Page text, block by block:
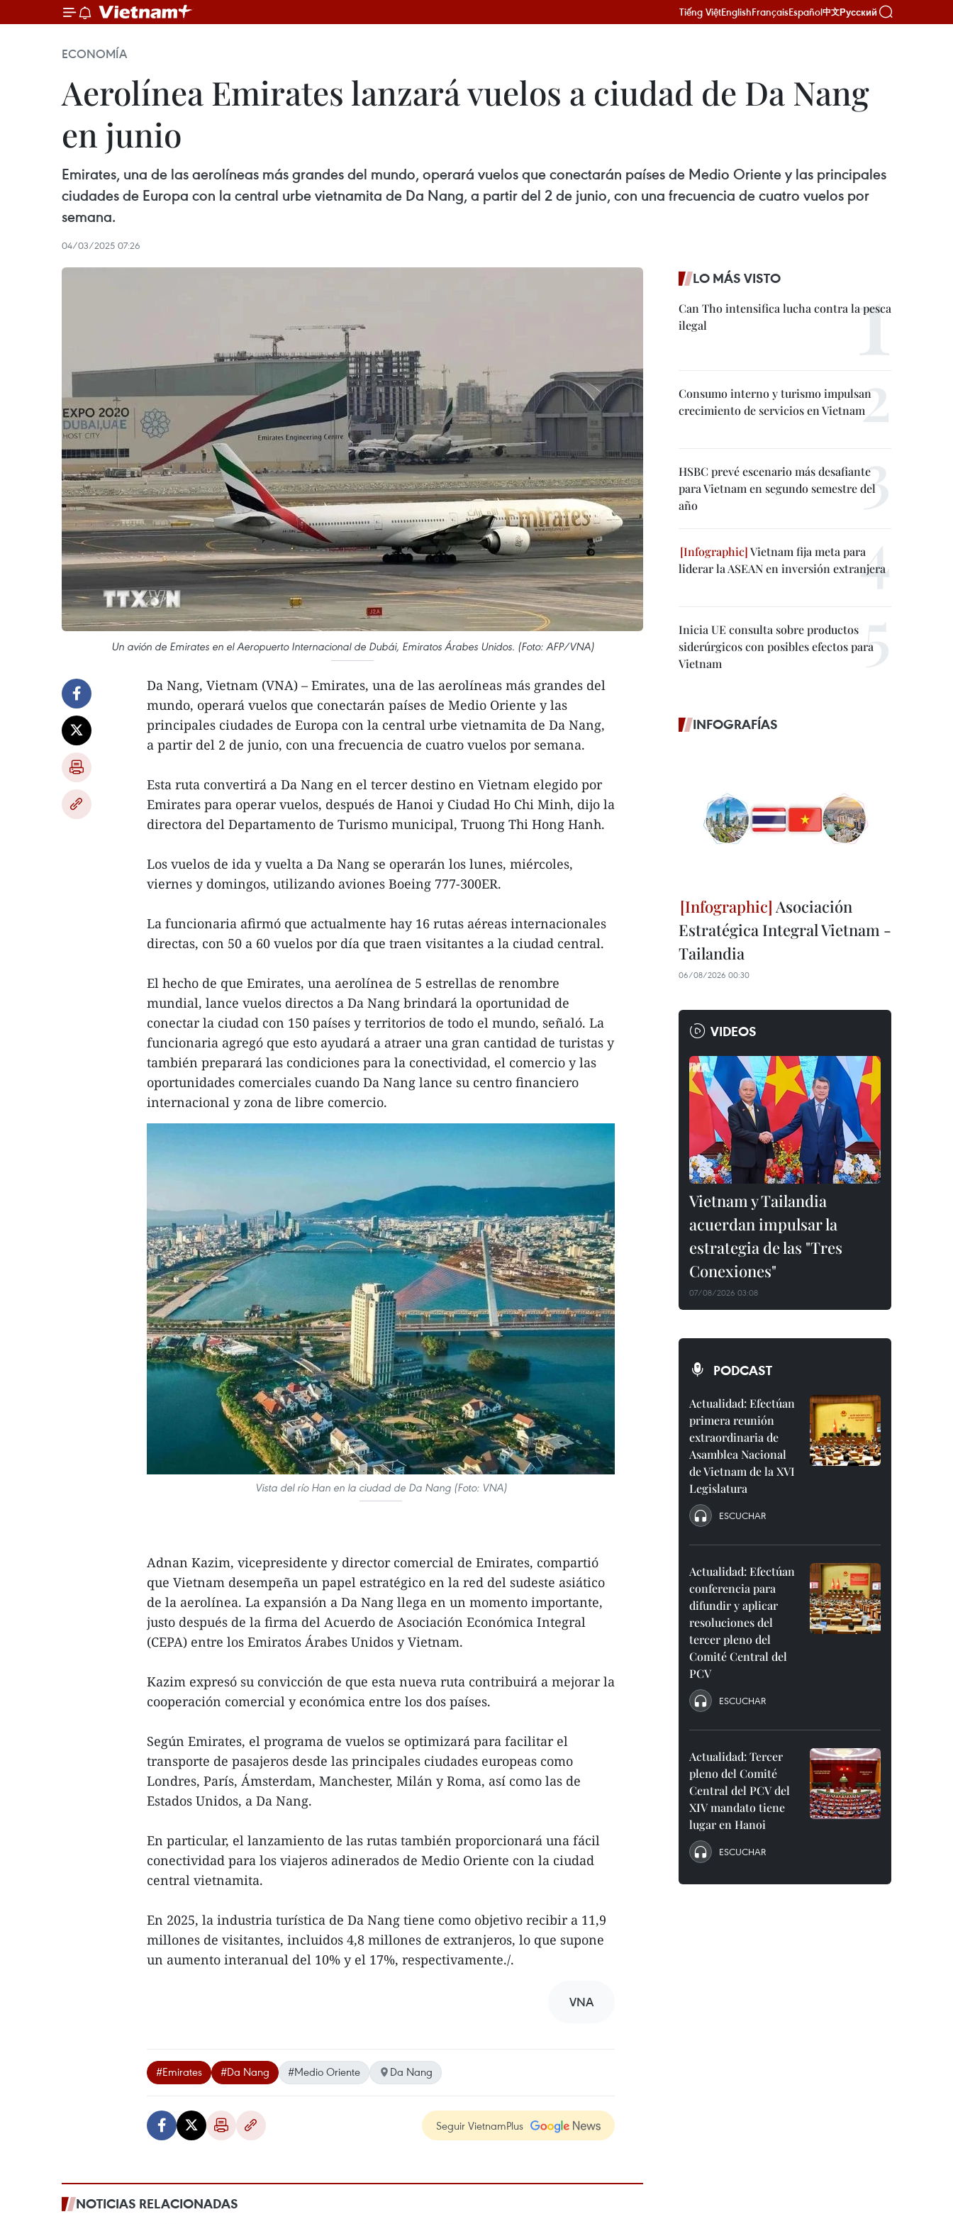
Tiếng ViệtEnglishFrançaisEspañol中文Русский
ECONOMÍA
Aerolínea Emirates lanzará vuelos a ciudad de Da Nang
en junio
Emirates, una de las aerolíneas más grandes del mundo, operará vuelos que conectarán países de Medio Oriente y las principales
ciudades de Europa con la central urbe vietnamita de Da Nang, a partir del 2 de junio, con una frecuencia de cuatro vuelos por
semana.
04/03/2025 07:26
Un avión de Emirates en el Aeropuerto Internacional de Dubái, Emiratos Árabes Unidos. (Foto: AFP/VNA)
Da Nang, Vietnam (VNA) – Emirates, una de las aerolíneas más grandes del
mundo, operará vuelos que conectarán países de Medio Oriente y las
principales ciudades de Europa con la central urbe vietnamita de Da Nang,
a partir del 2 de junio, con una frecuencia de cuatro vuelos por semana.
Esta ruta convertirá a Da Nang en el tercer destino en Vietnam elegido por
Emirates para operar vuelos, después de Hanoi y Ciudad Ho Chi Minh, dijo la
directora del Departamento de Turismo municipal, Truong Thi Hong Hanh.
Los vuelos de ida y vuelta a Da Nang se operarán los lunes, miércoles,
viernes y domingos, utilizando aviones Boeing 777-300ER.
La funcionaria afirmó que actualmente hay 16 rutas aéreas internacionales
directas, con 50 a 60 vuelos por día que traen visitantes a la ciudad central.
El hecho de que Emirates, una aerolínea de 5 estrellas de renombre
mundial, lance vuelos directos a Da Nang brindará la oportunidad de
conectar la ciudad con 150 países y territorios de todo el mundo, señaló. La
funcionaria agregó que esto ayudará a atraer una gran cantidad de turistas y
también preparará las condiciones para la conectividad, el comercio y las
oportunidades comerciales cuando Da Nang lance su centro financiero
internacional y zona de libre comercio.
Vista del río Han en la ciudad de Da Nang (Foto: VNA)
Adnan Kazim, vicepresidente y director comercial de Emirates, compartió
que Vietnam desempeña un papel estratégico en la red del sudeste asiático
de la aerolínea. La expansión a Da Nang llega en un momento importante,
justo después de la firma del Acuerdo de Asociación Económica Integral
(CEPA) entre los Emiratos Árabes Unidos y Vietnam.
Kazim expresó su convicción de que esta nueva ruta contribuirá a mejorar la
cooperación comercial y económica entre los dos países.
Según Emirates, el programa de vuelos se optimizará para facilitar el
transporte de pasajeros desde las principales ciudades europeas como
Londres, París, Ámsterdam, Manchester, Milán y Roma, así como las de
Estados Unidos, a Da Nang.
En particular, el lanzamiento de las rutas también proporcionará una fácil
conectividad para los viajeros adinerados de Medio Oriente con la ciudad
central vietnamita.
En 2025, la industria turística de Da Nang tiene como objetivo recibir a 11,9
millones de visitantes, incluidos 4,8 millones de extranjeros, lo que supone
un aumento interanual del 10% y el 17%, respectivamente./.
VNA
#Emirates #Da Nang #Medio Oriente Da Nang
Seguir VietnamPlus
NOTICIAS RELACIONADAS
LO MÁS VISTO
Can Tho intensifica lucha contra la pesca
ilegal
Consumo interno y turismo impulsan
crecimiento de servicios en Vietnam
HSBC prevé escenario más desafiante
para Vietnam en segundo semestre del
año
Vietnam fija meta para
liderar la ASEAN en inversión extranjera
Inicia UE consulta sobre productos
siderúrgicos con posibles efectos para
Vietnam
INFOGRAFÍAS
Asociación
Estratégica Integral Vietnam -
Tailandia
06/08/2026 00:30
VIDEOS
Vietnam y Tailandia
acuerdan impulsar la
estrategia de las "Tres
Conexiones"
07/08/2026 03:08
PODCAST
Actualidad: Efectúan
primera reunión
extraordinaria de
Asamblea Nacional
de Vietnam de la XVI
Legislatura
ESCUCHAR
Actualidad: Efectúan
conferencia para
difundir y aplicar
resoluciones del
tercer pleno del
Comité Central del
PCV
ESCUCHAR
Actualidad: Tercer
pleno del Comité
Central del PCV del
XIV mandato tiene
lugar en Hanoi
ESCUCHAR